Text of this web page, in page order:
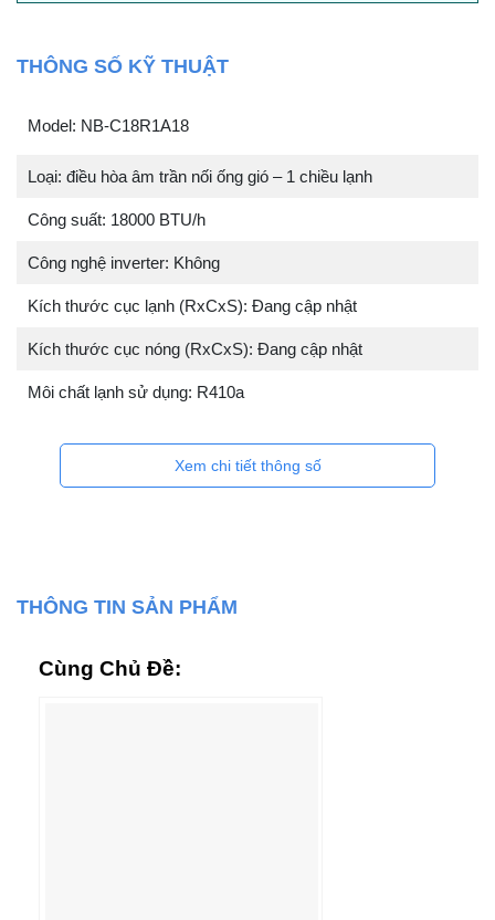
THÔNG SỐ KỸ THUẬT
Model: NB-C18R1A18
Loại: điều hòa âm trần nối ống gió – 1 chiều lạnh
Công suất: 18000 BTU/h
Công nghệ inverter: Không
Kích thước cục lạnh (RxCxS): Đang cập nhật
Kích thước cục nóng (RxCxS): Đang cập nhật
Môi chất lạnh sử dụng: R410a
Xem chi tiết thông số
THÔNG TIN SẢN PHẨM
Cùng Chủ Đề: